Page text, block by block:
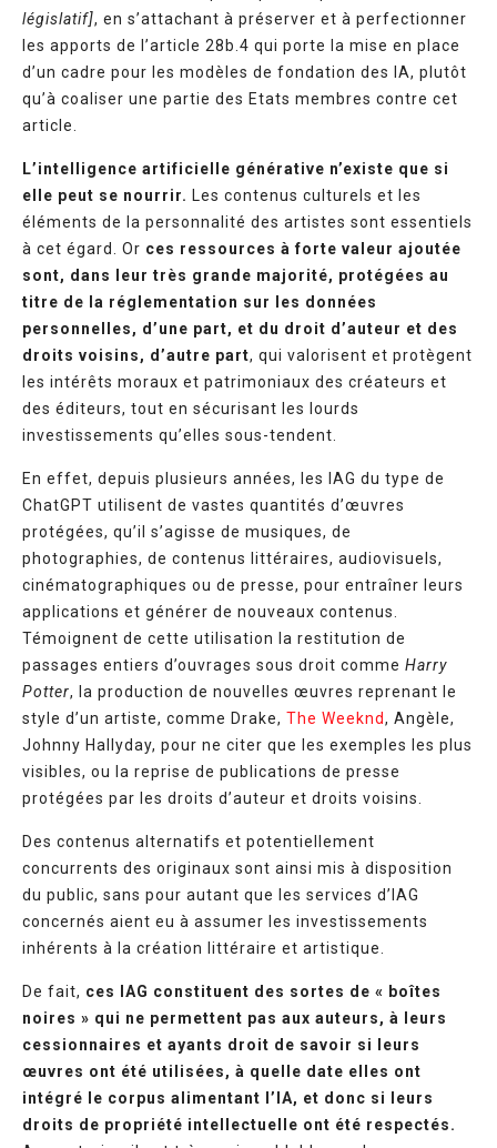
législatif], en s’attachant à préserver et à perfectionner
les apports de l’article 28b.4 qui porte la mise en place
d’un cadre pour les modèles de fondation des IA, plutôt
qu’à coaliser une partie des Etats membres contre cet
article.
L’intelligence artificielle générative n’existe que si
elle peut se nourrir. Les contenus culturels et les
éléments de la personnalité des artistes sont essentiels
à cet égard. Or ces ressources à forte valeur ajoutée
sont, dans leur très grande majorité, protégées au
titre de la réglementation sur les données
personnelles, d’une part, et du droit d’auteur et des
droits voisins, d’autre part, qui valorisent et protègent
les intérêts moraux et patrimoniaux des créateurs et
des éditeurs, tout en sécurisant les lourds
investissements qu’elles sous-tendent.
En effet, depuis plusieurs années, les IAG du type de
ChatGPT utilisent de vastes quantités d’œuvres
protégées, qu’il s’agisse de musiques, de
photographies, de contenus littéraires, audiovisuels,
cinématographiques ou de presse, pour entraîner leurs
applications et générer de nouveaux contenus.
Témoignent de cette utilisation la restitution de
passages entiers d’ouvrages sous droit comme Harry
Potter, la production de nouvelles œuvres reprenant le
style d’un artiste, comme Drake, The Weeknd, Angèle,
Johnny Hallyday, pour ne citer que les exemples les plus
visibles, ou la reprise de publications de presse
protégées par les droits d’auteur et droits voisins.
Des contenus alternatifs et potentiellement
concurrents des originaux sont ainsi mis à disposition
du public, sans pour autant que les services d’IAG
concernés aient eu à assumer les investissements
inhérents à la création littéraire et artistique.
De fait, ces IAG constituent des sortes de « boîtes
noires » qui ne permettent pas aux auteurs, à leurs
cessionnaires et ayants droit de savoir si leurs
œuvres ont été utilisées, à quelle date elles ont
intégré le corpus alimentant l’IA, et donc si leurs
droits de propriété intellectuelle ont été respectés.